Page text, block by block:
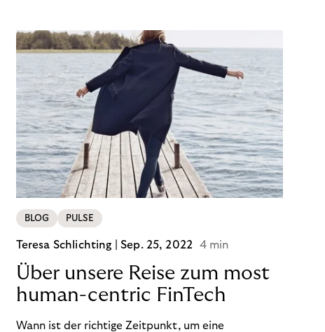
online ein und holen die Ware im Shop ab. BOPIS
bietet zwar viele Vorteile, hat aber auch seinen
Preis. Potenzielle Betrugsfälle oder zusätzliche
Betriebskosten sind nur einige der Risiken. Ist es
das also wert? Wir stellen die Vor- und Nachteile
von BOPIS vor.
BLOG PULSE
Teresa Schlichting |Sep. 25, 2022 4 min
Über unsere Reise zum most
human-centric FinTech
Wann ist der richtige Zeitpunkt, um eine